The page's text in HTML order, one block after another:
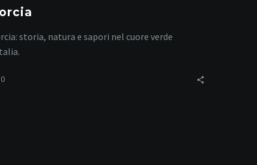
storia, natura e sapori nel cuore verde
0